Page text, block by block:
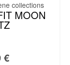
MOON
€